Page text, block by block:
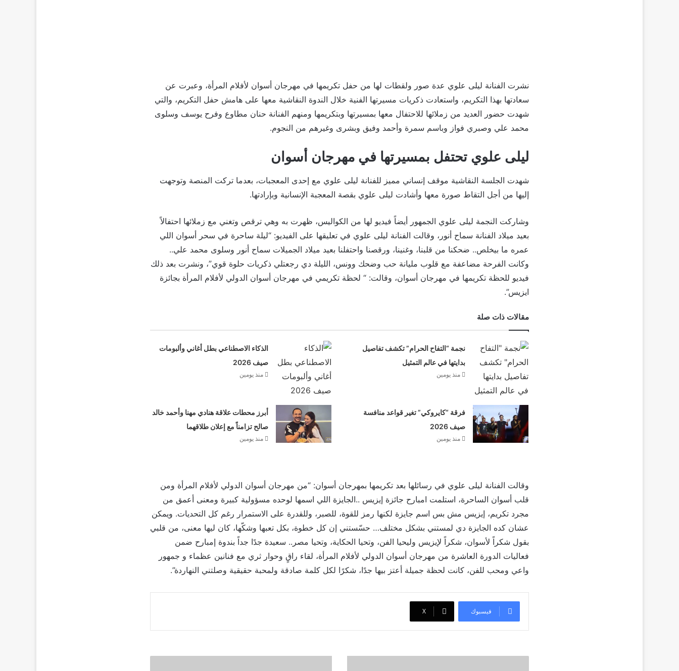
نشرت الفنانة ليلى علوي عدة صور ولقطات لها من حفل تكريمها في مهرجان أسوان لأفلام المرأة، وعبرت عن
سعادتها بهذا التكريم، واستعادت ذكريات مسيرتها الفنية خلال الندوة النقاشية معها على هامش حفل التكريم، والتي
شهدت حضور العديد من زملائها للاحتفال معها بمسيرتها وبتكريمها ومنهم الفنانة حنان مطاوع وفرح يوسف وسلوى
محمد علي وصبري فواز وباسم سمرة وأحمد وفيق وبشرى وغيرهم من النجوم.
ليلى علوي تحتفل بمسيرتها في مهرجان أسوان
شهدت الجلسة النقاشية موقف إنساني مميز للفنانة ليلى علوي مع إحدى المعجبات، بعدما تركت المنصة وتوجهت
إليها من أجل التقاط صورة معها وأشادت ليلى علوي بقصة المعجبة الإنسانية وبإرادتها.
وشاركت النجمة ليلى علوي الجمهور أيضاً فيديو لها من الكواليس، ظهرت به وهي ترقص وتغني مع زملائها احتفالاً
بعيد ميلاد الفنانة سماح أنور، وقالت الفنانة ليلى علوي في تعليقها على الفيديو: “ليلة ساحرة في سحر أسوان اللي
عمره ما بيخلص.. ضحكنا من قلبنا، وغنينا، ورقصنا واحتفلنا بعيد ميلاد الجميلات سماح أنور وسلوى محمد علي..
وكانت الفرحة مضاعفة مع قلوب مليانة حب وضحك وونس، الليلة دي رجعتلي ذكريات حلوة قوي”، ونشرت بعد ذلك
فيديو للحظة تكريمها في مهرجان أسوان، وقالت: “⁨ لحظة تكريمي في مهرجان أسوان الدولي لأفلام المرأة بجائزة
ايزيس”.
مقالات ذات صلة
نجمة “التفاح الحرام” تكشف تفاصيل
بدايتها في عالم التمثيل
منذ يومين
الذكاء الاصطناعي بطل أغاني وألبومات
صيف 2026
منذ يومين
فرقة “كايروكي” تغير قواعد منافسة
صيف 2026
منذ يومين
أبرز محطات علاقة هنادي مهنا وأحمد خالد
صالح تزامناً مع إعلان طلاقهما
منذ يومين
وقالت الفنانة ليلى علوي في رسائلها بعد تكريمها بمهرجان أسوان: “من مهرجان أسوان الدولي لأفلام المرأة ومن
قلب أسوان الساحرة، استلمت امبارح جائزة إيزيس ..الجايزة اللي اسمها لوحده مسؤولية كبيرة ومعنى أعمق من
مجرد تكريم، إيزيس مش بس اسم جايزة لكنها رمز للقوة، للصبر، وللقدرة على الاستمرار رغم كل التحديات. ويمكن
عشان كده الجايزة دي لمستني بشكل مختلف… حسّستني إن كل خطوة، بكل تعبها وشكّها، كان ليها معنى، من قلبي
بقول شكراً لأسوان، شكراً لإيزيس وليحيا الفن، وتحيا الحكاية، وتحيا مصر.. سعيدة جدًا جداً بندوة إمبارح ضمن
فعاليات الدورة العاشرة من مهرجان أسوان الدولي لأفلام المرأة، لقاء راقٍ وحوار ثري مع فنانين عظماء و جمهور
واعي ومحب للفن، كانت لحظة جميلة أعتز بيها جدًا، شكرًا لكل كلمة صادقة ولمحبة حقيقية وصلتني النهاردة”.
فيسبوك ‫X